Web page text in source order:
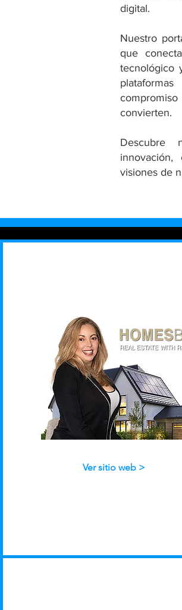
digital.
Nuestro
que
tecnológico
convierten.
Descubre
visiones de
Ver sitio web >